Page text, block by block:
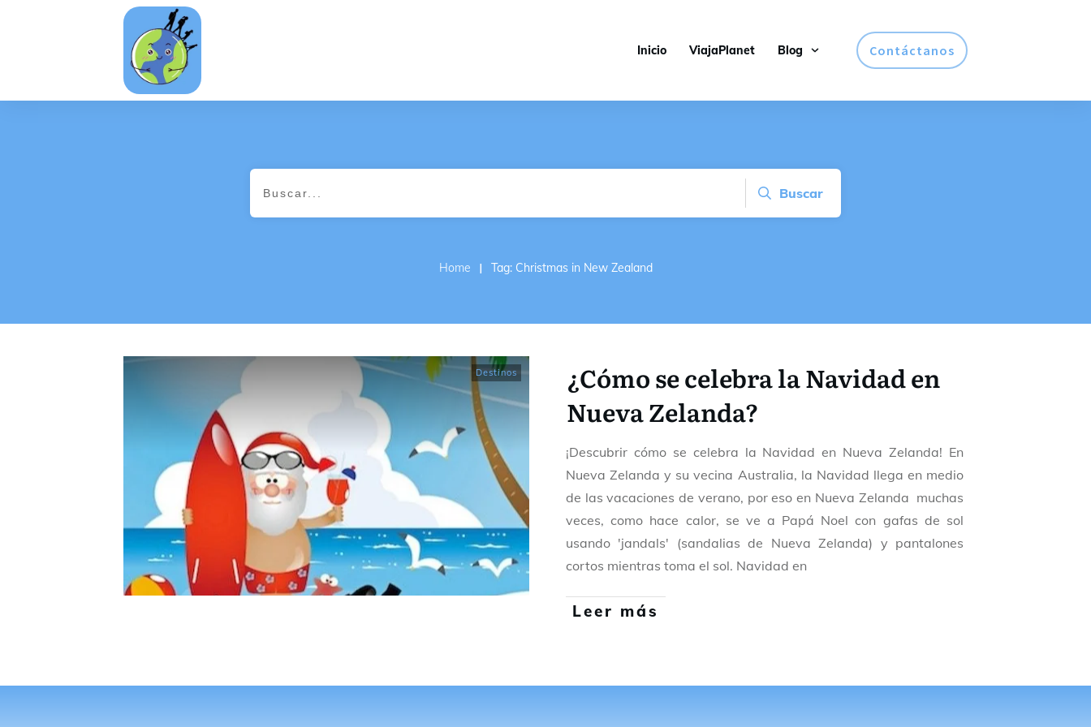
Inicio ViajaPlanet Blog Contáctanos
Buscar
Home I Tag: Christmas in New Zealand
Destinos
¿Cómo se celebra la Navidad en
Nueva Zelanda?
¡Descubrir cómo se celebra la Navidad en Nueva Zelanda! En
Nueva Zelanda y su vecina Australia, la Navidad llega en medio
de las vacaciones de verano, por eso en Nueva Zelanda muchas
veces, como hace calor, se ve a Papá Noel con gafas de sol
usando 'jandals' (sandalias de Nueva Zelanda) y pantalones
cortos mientras toma el sol. Navidad en
Leer más